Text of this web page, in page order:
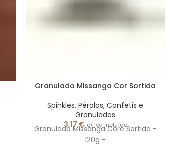
Granulado Missanga Cor Sortida
Spinkles, Pérolas, Confetis e
Granulados
3,17€ c/ Iva incluído
Granulado Missanga Core Sortida -
120g -